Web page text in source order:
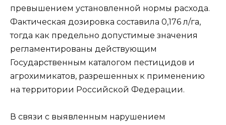
превышением установленной нормы расхода.
Фактическая дозировка составила 0,176 л/га,
тогда как предельно допустимые значения
регламентированы действующим
Государственным каталогом пестицидов и
агрохимикатов, разрешенных к применению
на территории Российской Федерации.
В связи с выявленным нарушением